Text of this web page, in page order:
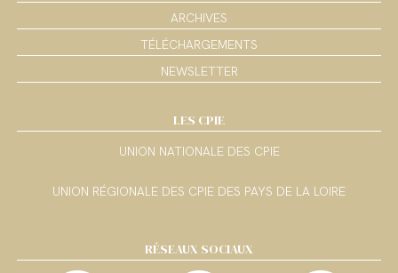
ARCHIVES
TÉLÉCHARGEMENTS
NEWSLETTER
LES CPIE
UNION NATIONALE DES CPIE
UNION RÉGIONALE DES CPIE DES PAYS DE LA LOIRE
RÉSEAUX SOCIAUX